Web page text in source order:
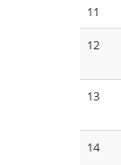
11
12
13
14